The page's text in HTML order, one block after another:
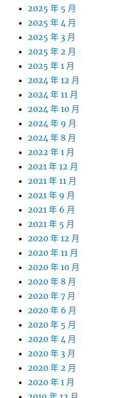
2025 年 5 月
2025 年 4 月
2025 年 3 月
2025 年 2 月
2025 年 1 月
2024 年 12 月
2024 年 11 月
2024 年 10 月
2024 年 9 月
2024 年 8 月
2022 年 1 月
2021 年 12 月
2021 年 11 月
2021 年 9 月
2021 年 6 月
2021 年 5 月
2020 年 12 月
2020 年 11 月
2020 年 10 月
2020 年 8 月
2020 年 7 月
2020 年 6 月
2020 年 5 月
2020 年 4 月
2020 年 3 月
2020 年 2 月
2020 年 1 月